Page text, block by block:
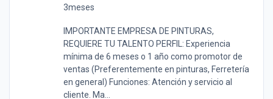
3meses
IMPORTANTE EMPRESA DE PINTURAS,
REQUIERE TU TALENTO PERFIL: Experiencia
mínima de 6 meses o 1 año como promotor de
ventas (Preferentemente en pinturas, Ferretería
en general) Funciones: Atención y servicio al
cliente. Ma...